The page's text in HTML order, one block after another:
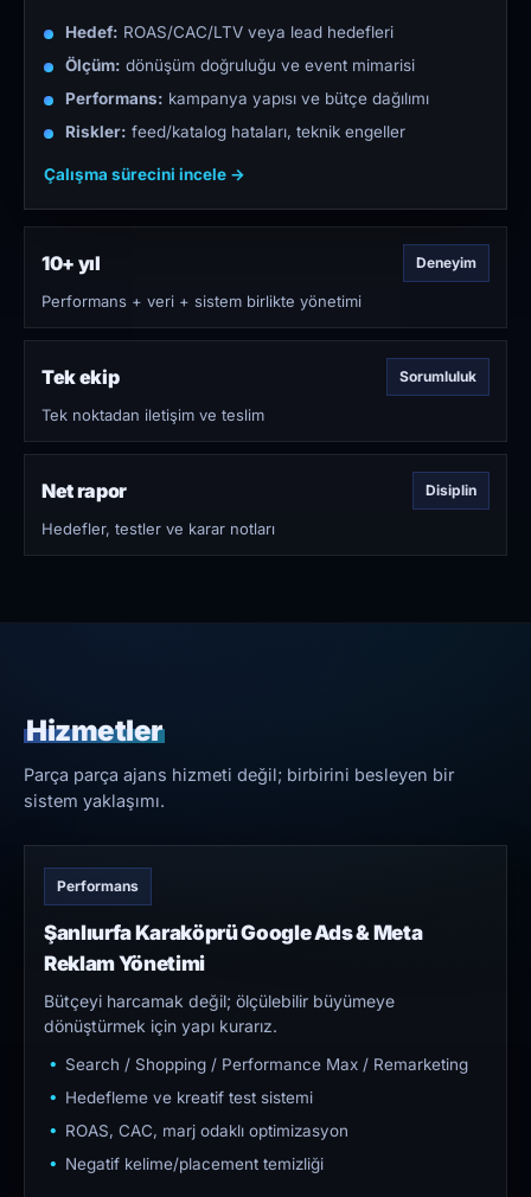
Hedef: ROAS/CAC/LTV veya lead hedefleri
Ölçüm: dönüşüm doğruluğu ve event mimarisi
Performans: kampanya yapısı ve bütçe dağılımı
Riskler: feed/katalog hataları, teknik engeller
Çalışma sürecini incele →
10+ yıl Deneyim
Performans + veri + sistem birlikte yönetimi
Tek ekip Sorumluluk
Tek noktadan iletişim ve teslim
Net rapor Disiplin
Hedefler, testler ve karar notları
Hizmetler
Parça parça ajans hizmeti değil; birbirini besleyen bir
sistem yaklaşımı.
Performans
Şanlıurfa Karaköprü Google Ads & Meta
Reklam Yönetimi
Bütçeyi harcamak değil; ölçülebilir büyümeye
dönüştürmek için yapı kurarız.
Search / Shopping / Performance Max / Remarketing
Hedefleme ve kreatif test sistemi
ROAS, CAC, marj odaklı optimizasyon
Negatif kelime/placement temizliği